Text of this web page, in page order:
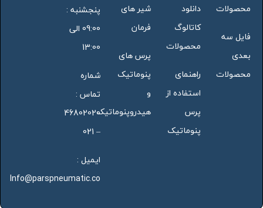
محصولات
فایل سه
بعدی
محصولات
دانلود
کاتالوگ
محصولات
راهنمای
استفاده از
پرس
پنوماتیک
شیر های
فرمان
پرس های
پنوماتیک
و
هیدروپنوماتیک
پنجشنبه :
09:00 الی
13:00
شماره
تماس :
46802020
– 021
ایمیل :
Info@parspneumatic.co